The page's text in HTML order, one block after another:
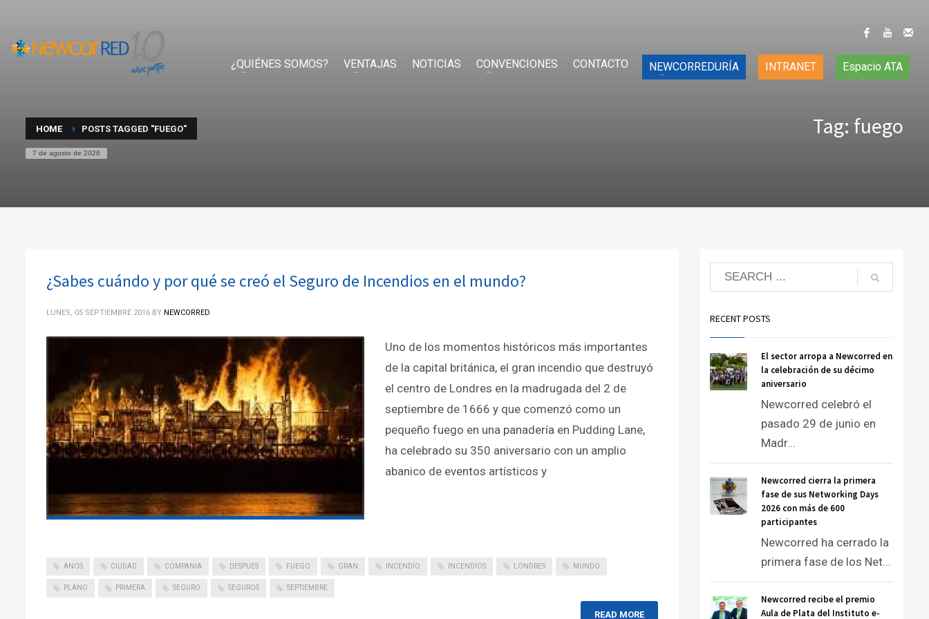
¿QUIÉNES SOMOS? VENTAJAS NOTICIAS CONVENCIONES CONTACTO NEWCORREDURÍA INTRANET Espacio ATA
HOME POSTS TAGGED "FUEGO"
7 de agosto de 2026
Tag: fuego
¿Sabes cuándo y por qué se creó el Seguro de Incendios en el mundo?
LUNES, 05 SEPTIEMBRE 2016 BY NEWCORRED
Uno de los momentos históricos más importantes
de la capital británica, el gran incendio que destruyó
el centro de Londres en la madrugada del 2 de
septiembre de 1666 y que comenzó como un
pequeño fuego en una panadería en Pudding Lane,
ha celebrado su 350 aniversario con un amplio
abanico de eventos artísticos y
ANOS CIUDAD COMPANIA DESPUES FUEGO GRAN INCENDIO INCENDIOS LONDRES MUNDO
PLANO PRIMERA SEGURO SEGUROS SEPTIEMBRE
READ MORE
RECENT POSTS
El sector arropa a Newcorred en
la celebración de su décimo
aniversario
Newcorred celebró el
pasado 29 de junio en
Madr...
Newcorred cierra la primera
fase de sus Networking Days
2026 con más de 600
participantes
Newcorred ha cerrado la
primera fase de los Net...
Newcorred recibe el premio
Aula de Plata del Instituto e-